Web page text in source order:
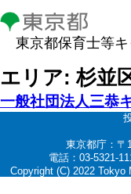
東京都保育士等
エリア:杉並
一般社団法人三恭
東京都庁：〒
電話：03-5321-
Copyright (C) 2022 Tokyo